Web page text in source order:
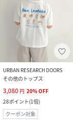
URBAN RESEARCH DOORS
その他のトップス
3,080 円 20%OFF
28ポイント(1倍)
クーポン対象